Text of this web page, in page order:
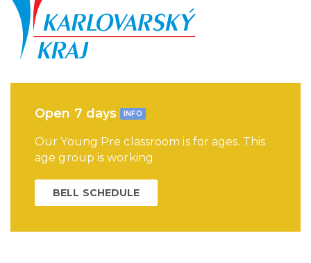
Open 7 days INFO
Our Young Pre classroom is for ages. This
age group is working
BELL SCHEDULE